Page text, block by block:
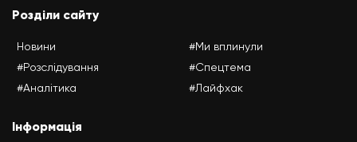
Розділи сайту
Новини
#Розслідування
#Аналітика
#Ми вплинули
#Спецтема
#Лайфхак
Інформація